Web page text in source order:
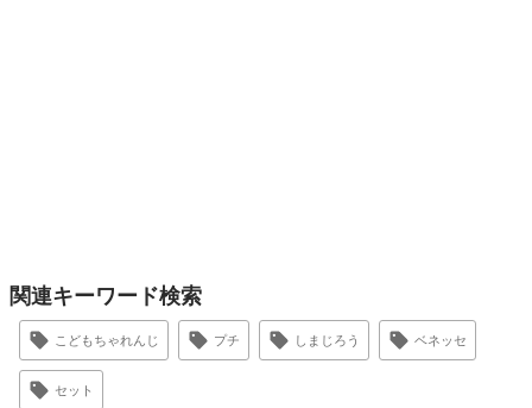
関連キーワード検索
こどもちゃれんじ プチ しまじろう ベネッセ
セット